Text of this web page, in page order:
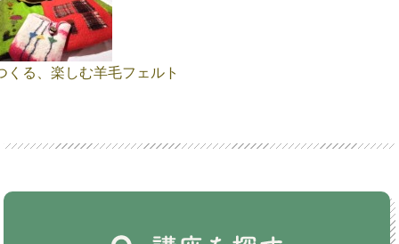
くる、楽しむ羊毛フェルト